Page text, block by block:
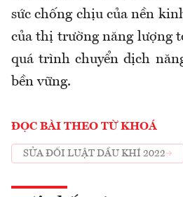
sức chống chịu của nền
của thị trường năng lượng
quá trình chuyển dịch
bền vững.
ĐỌC BÀI THEO TỪ KHOÁ
SỬA ĐỔI LUẬT DẦU KHÍ 2022